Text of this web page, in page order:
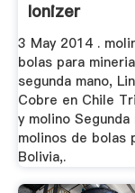
Ionizer
3 May 2014 .
bolas para
segunda mano,
Cobre en Chile
y molino Segunda
molinos de bolas
Bolivia,.